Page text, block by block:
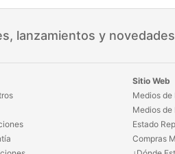
lanzamientos y novedades
Sitio Web
Medios de
Medios de
Estado
Compras